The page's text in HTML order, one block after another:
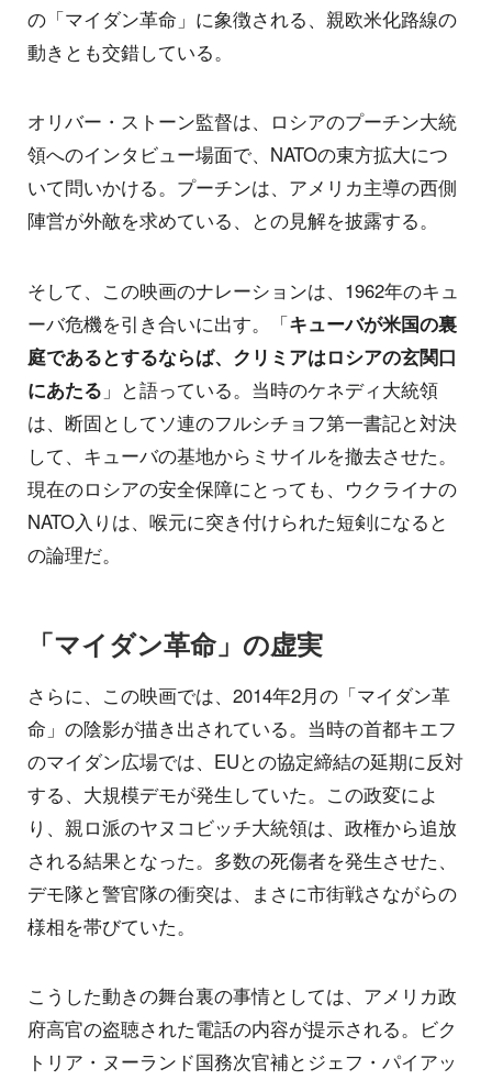
の「マイダン革命」に象徴される、親欧米化路線の
動きとも交錯している。
オリバー・ストーン監督は、ロシアのプーチン大統
領へのインタビュー場面で、NATOの東方拡大につ
いて問いかける。プーチンは、アメリカ主導の西側
陣営が外敵を求めている、との見解を披露する。
そして、この映画のナレーションは、1962年のキュ
ーバ危機を引き合いに出す。「キューバが米国の裏
庭であるとするならば、クリミアはロシアの玄関口
にあたる 」と語っている。当時のケネディ大統領
は、断固としてソ連のフルシチョフ第一書記と対決
して、キューバの基地からミサイルを撤去させた。
現在のロシアの安全保障にとっても、ウクライナの
NATO入りは、喉元に突き付けられた短剣になると
の論理だ。
「マイダン革命」の虚実
さらに、この映画では、2014年2月の「マイダン革
命」の陰影が描き出されている。当時の首都キエフ
のマイダン広場では、EUとの協定締結の延期に反対
する、大規模デモが発生していた。この政変によ
り、親ロ派のヤヌコビッチ大統領は、政権から追放
される結果となった。多数の死傷者を発生させた、
デモ隊と警官隊の衝突は、まさに市街戦さながらの
様相を帯びていた。
こうした動きの舞台裏の事情としては、アメリカ政
府高官の盗聴された電話の内容が提示される。ビク
トリア・ヌーランド国務次官補とジェフ・パイアッ